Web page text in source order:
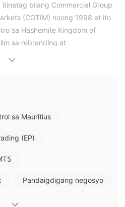
bilang Commercial Group
(CGTIM) noong 1998 at ito
sa Hashemite Kingdom of
sa rebranding at
Ugnayan sa mga
mga kliyente
regulatedng Financial Services
ng panganib.
sa Mauritius
(EP)
Pandaigdigang negosyo